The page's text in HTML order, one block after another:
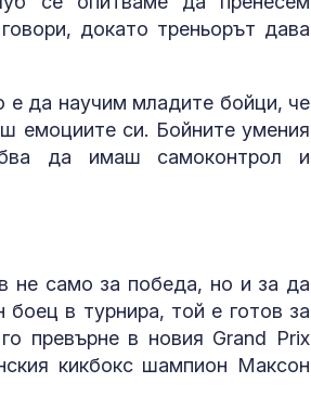
докато треньорът дава
е да научим младите бойци, че
емоциите си. Бойните умения
да имаш самоконтрол и
не само за победа, но и за да
боец в турнира, той е готов за
превърне в новия Grand Prix
кикбокс шампион Максон